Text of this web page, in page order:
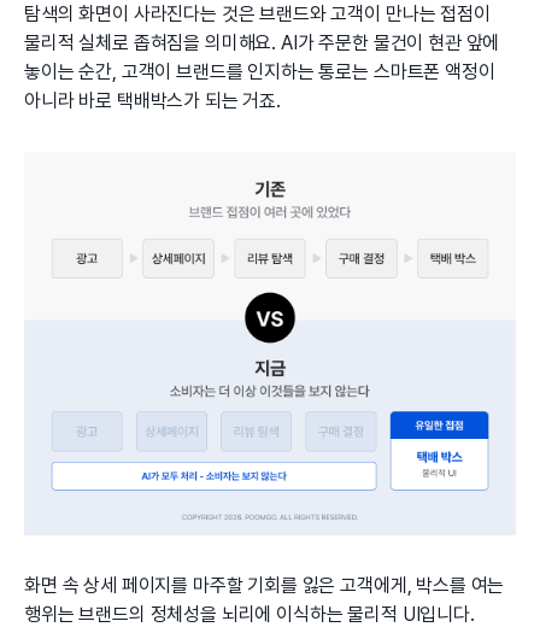
탐색의 화면이 사라진다는 것은 브랜드와 고객이 만나는 접점이
물리적 실체로 좁혀짐을 의미해요. AI가 주문한 물건이 현관 앞에
놓이는 순간, 고객이 브랜드를 인지하는 통로는 스마트폰 액정이
아니라 바로 택배박스가 되는 거죠.
화면 속 상세 페이지를 마주할 기회를 잃은 고객에게, 박스를 여는
행위는 브랜드의 정체성을 뇌리에 이식하는 물리적 UI입니다.